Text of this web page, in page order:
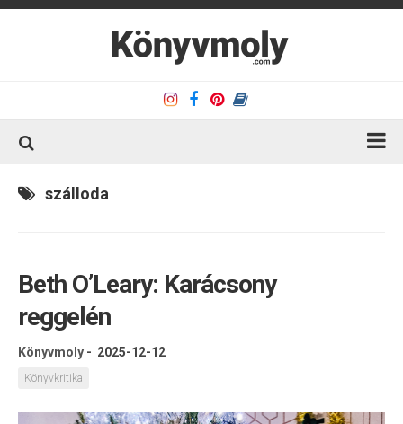
Kapcsolat
Olvasó sarok
Könyveim
Rólam
szálloda
Beth O’Leary: Karácsony
reggelén
Könyvmoly - 2025-12-12
Könyvkritika